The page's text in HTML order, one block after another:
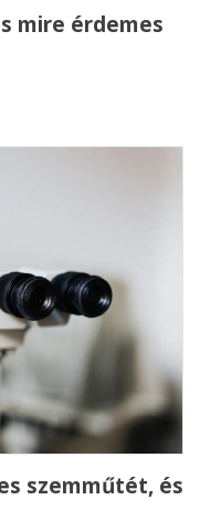
mire érdemes
szemműtét, és